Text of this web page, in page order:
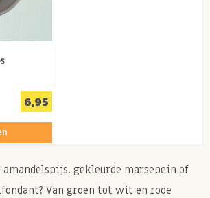
6,95
amandelspijs, gekleurde marsepein of
Van groen tot wit en rode